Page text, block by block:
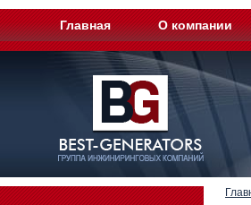
Главная О компании